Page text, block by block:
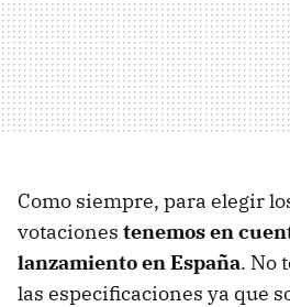
Como siempre, para elegir
votaciones tenemos en
lanzamiento en España. No
las especificaciones ya que